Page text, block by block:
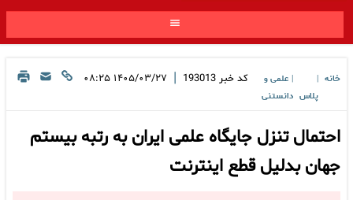
خانه
پلاس
علمی و
دانستنی
کد خبر 193013
| ۱۴۰۵/۰۳/۲۷ ۰۸:۲۵
احتمال تنزل جایگاه علمی ایران به رتبه بیستم
جهان بدلیل قطع اینترنت